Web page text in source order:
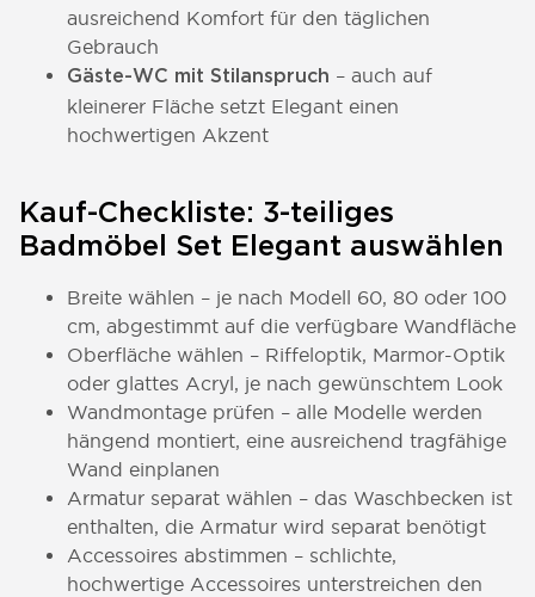
ausreichend Komfort für den täglichen
Gebrauch
Gäste-WC mit Stilanspruch – auch auf
kleinerer Fläche setzt Elegant einen
hochwertigen Akzent
Kauf-Checkliste: 3-teiliges
Badmöbel Set Elegant auswählen
Breite wählen – je nach Modell 60, 80 oder 100
cm, abgestimmt auf die verfügbare Wandfläche
Oberfläche wählen – Riffeloptik, Marmor-Optik
oder glattes Acryl, je nach gewünschtem Look
Wandmontage prüfen – alle Modelle werden
hängend montiert, eine ausreichend tragfähige
Wand einplanen
Armatur separat wählen – das Waschbecken ist
enthalten, die Armatur wird separat benötigt
Accessoires abstimmen – schlichte,
hochwertige Accessoires unterstreichen den